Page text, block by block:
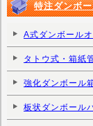
特注ダンボ
A式ダンボール
タトウ式・箱紙
強化ダンボール
板状ダンボール